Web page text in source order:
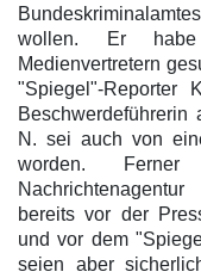
wollen. Er
Medienvertretern
"Spiegel"-
N. sei auch von
worden.
bereits vor der
und vor dem
seien aber